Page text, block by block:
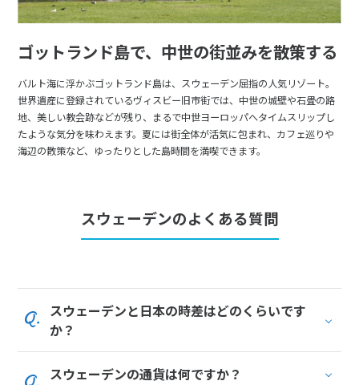
ゴットランド島で、中世の街並みを散策する
バルト海に浮かぶゴットランド島は、スウェーデン屈指の人気リゾート。
世界遺産に登録されているヴィスビー旧市街では、中世の城壁や石畳の路
地、美しい教会跡などが残り、まるで中世ヨーロッパへタイムスリップし
たような気分を味わえます。夏には街全体が活気に包まれ、カフェ巡りや
海辺の散策など、ゆったりとした島時間を満喫できます。
スウェーデンのよくある質問
スウェーデンと日本の時差はどのくらいです
か？
スウェーデンの通貨は何ですか？